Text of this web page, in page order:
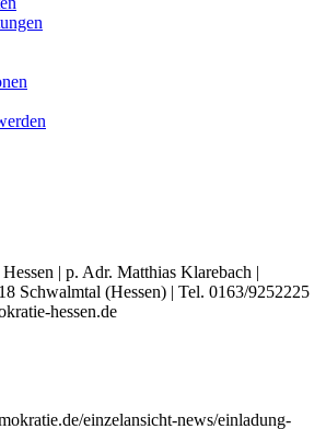
| p. Adr. Matthias Klarebach |
Schwalmtal (Hessen) | Tel. 0163/9252225
hessen.de
einzelansicht-news/einladung-